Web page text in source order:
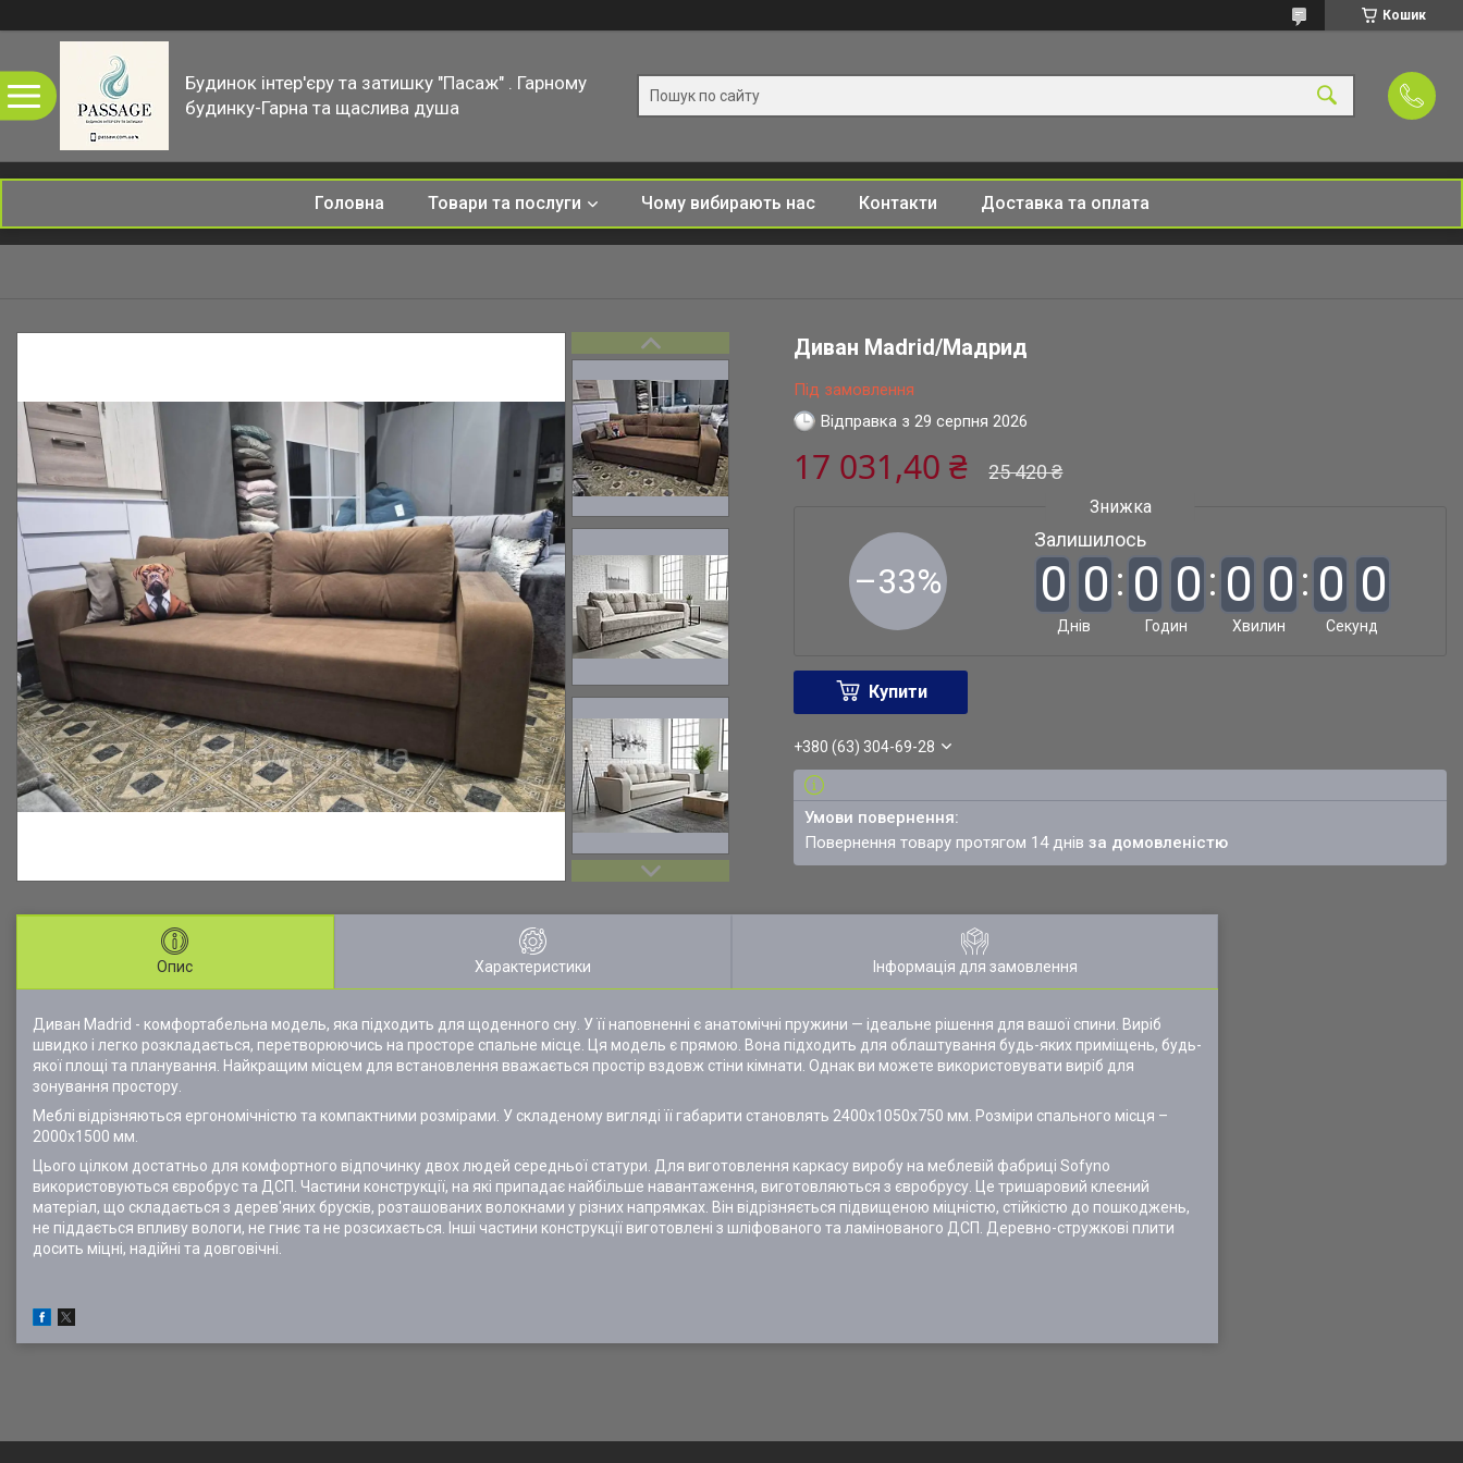
Кошик
Будинок інтер'єру та затишку "Пасаж" . Гарному
будинку-Гарна та щаслива душа
Головна Товари та послуги Чому вибирають нас Контакти Доставка та оплата
Диван Madrid/Мадрид
Під замовлення
Відправка з 29 серпня 2026
25 420 ₴
17 031,40 ₴
–33%
Залишилось
0 0
Днів
0 0
Годин
0 0
Хвилин
0 0
Секунд
Купити
+380 (63) 304-69-28
повернення товару протягом 14 днівза домовленістю
Опис Характеристики Інформація для замовлення
Диван Madrid - комфортабельна модель, яка підходить для щоденного сну. У її наповненні є анатомічні пружини — ідеальне рішення для вашої спини. Виріб
швидко і легко розкладається, перетворюючись на просторе спальне місце. Ця модель є прямою. Вона підходить для облаштування будь-яких приміщень, будь-
якої площі та планування. Найкращим місцем для встановлення вважається простір вздовж стіни кімнати. Однак ви можете використовувати виріб для
зонування простору.
Меблі відрізняються ергономічністю та компактними розмірами. У складеному вигляді її габарити становлять 2400х1050х750 мм. Розміри спального місця –
2000х1500 мм.
Цього цілком достатньо для комфортного відпочинку двох людей середньої статури. Для виготовлення каркасу виробу на меблевій фабриці Sofyno
використовуються євробрус та ДСП. Частини конструкції, на які припадає найбільше навантаження, виготовляються з євробрусу. Це тришаровий клеєний
матеріал, що складається з дерев'яних брусків, розташованих волокнами у різних напрямках. Він відрізняється підвищеною міцністю, стійкістю до пошкоджень,
не піддається впливу вологи, не гниє та не розсихається. Інші частини конструкції виготовлені з шліфованого та ламінованого ДСП. Деревно-стружкові плити
досить міцні, надійні та довговічні.